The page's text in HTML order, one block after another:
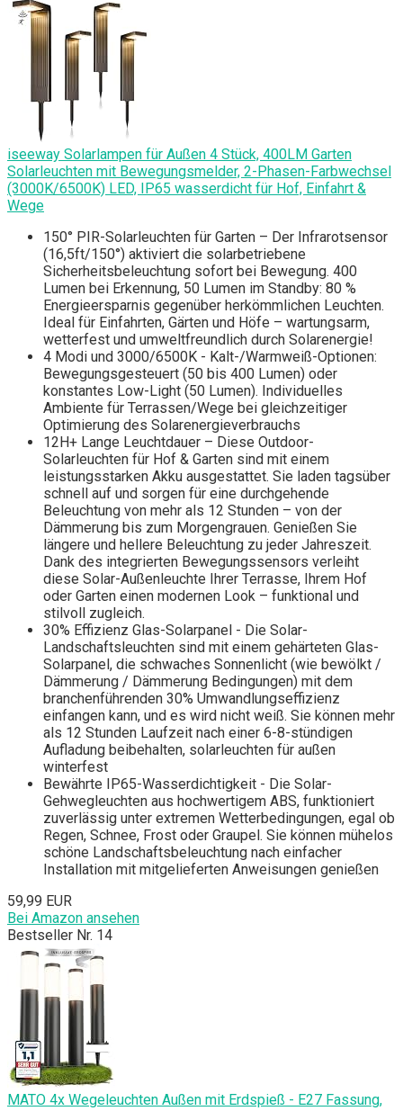
iseeway Solarlampen für Außen 4 Stück, 400LM Garten
Solarleuchten mit Bewegungsmelder, 2-Phasen-Farbwechsel
(3000K/6500K) LED, IP65 wasserdicht für Hof, Einfahrt &
Wege
150° PIR-Solarleuchten für Garten – Der Infrarotsensor
(16,5ft/150°) aktiviert die solarbetriebene
Sicherheitsbeleuchtung sofort bei Bewegung. 400
Lumen bei Erkennung, 50 Lumen im Standby: 80 %
Energieersparnis gegenüber herkömmlichen Leuchten.
Ideal für Einfahrten, Gärten und Höfe – wartungsarm,
wetterfest und umweltfreundlich durch Solarenergie!
4 Modi und 3000/6500K - Kalt-/Warmweiß-Optionen:
Bewegungsgesteuert (50 bis 400 Lumen) oder
konstantes Low-Light (50 Lumen). Individuelles
Ambiente für Terrassen/Wege bei gleichzeitiger
Optimierung des Solarenergieverbrauchs
12H+ Lange Leuchtdauer – Diese Outdoor-
Solarleuchten für Hof & Garten sind mit einem
leistungsstarken Akku ausgestattet. Sie laden tagsüber
schnell auf und sorgen für eine durchgehende
Beleuchtung von mehr als 12 Stunden – von der
Dämmerung bis zum Morgengrauen. Genießen Sie
längere und hellere Beleuchtung zu jeder Jahreszeit.
Dank des integrierten Bewegungssensors verleiht
diese Solar-Außenleuchte Ihrer Terrasse, Ihrem Hof
oder Garten einen modernen Look – funktional und
stilvoll zugleich.
30% Effizienz Glas-Solarpanel - Die Solar-
Landschaftsleuchten sind mit einem gehärteten Glas-
Solarpanel, die schwaches Sonnenlicht (wie bewölkt /
Dämmerung / Dämmerung Bedingungen) mit dem
branchenführenden 30% Umwandlungseffizienz
einfangen kann, und es wird nicht weiß. Sie können mehr
als 12 Stunden Laufzeit nach einer 6-8-stündigen
Aufladung beibehalten, solarleuchten für außen
winterfest
Bewährte IP65-Wasserdichtigkeit - Die Solar-
Gehwegleuchten aus hochwertigem ABS, funktioniert
zuverlässig unter extremen Wetterbedingungen, egal ob
Regen, Schnee, Frost oder Graupel. Sie können mühelos
schöne Landschaftsbeleuchtung nach einfacher
Installation mit mitgelieferten Anweisungen genießen
59,99 EUR
Bei Amazon ansehen
Bestseller Nr. 14
MATO 4x Wegeleuchten Außen mit Erdspieß - E27 Fassung,